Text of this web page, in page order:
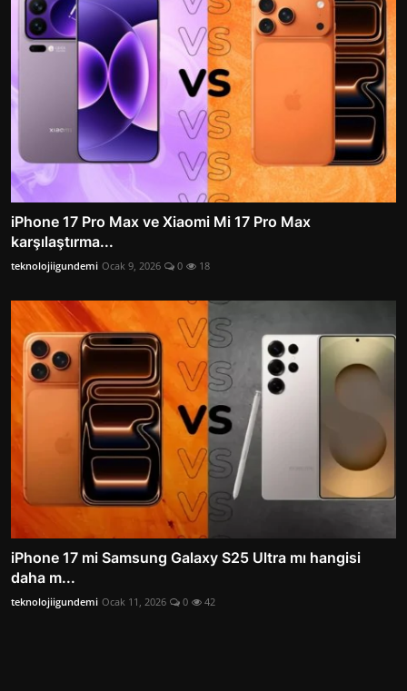
iPhone 17 Pro Max ve Xiaomi Mi 17 Pro Max
karşılaştırma...
teknolojiigundemi Ocak 9, 2026 0 18
iPhone 17 mi Samsung Galaxy S25 Ultra mı hangisi
daha m...
teknolojiigundemi Ocak 11, 2026 0 42